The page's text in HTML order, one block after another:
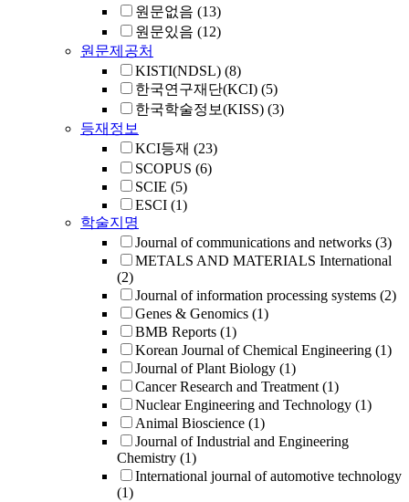
원문없음 (13)
원문있음 (12)
원문제공처
KISTI(NDSL) (8)
한국연구재단(KCI) (5)
한국학술정보(KISS) (3)
등재정보
KCI등재 (23)
SCOPUS (6)
SCIE (5)
ESCI (1)
학술지명
Journal of communications and networks (3)
METALS AND MATERIALS International
(2)
Journal of information processing systems (2)
Genes & Genomics (1)
BMB Reports (1)
Korean Journal of Chemical Engineering (1)
Journal of Plant Biology (1)
Cancer Research and Treatment (1)
Nuclear Engineering and Technology (1)
Animal Bioscience (1)
Journal of Industrial and Engineering
Chemistry (1)
International journal of automotive technology
(1)